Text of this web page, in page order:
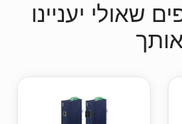
שאולי יעניינו
אותך